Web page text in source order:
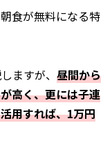
食が無料になる特
ますが、 昼間から
高く、更には子連
用すれば、1万円